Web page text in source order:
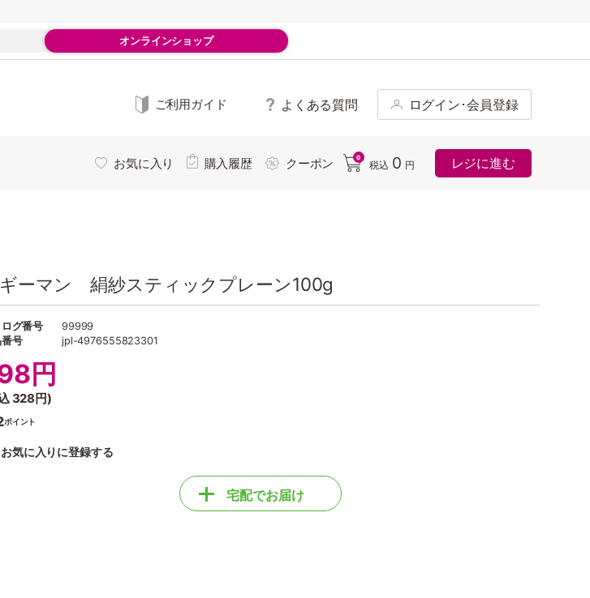
オンラインショップ
ご利用ガイド よくある質問 ログイン･会員登録
お気に入り 購入履歴 クーポン 0
税込 0 円 レジに進む
ギーマン 絹紗スティックプレーン100g
グ番号
99999
号
jpl-4976555823301
円
328円)
ポイント
お気に入りに登録する
宅配でお届け